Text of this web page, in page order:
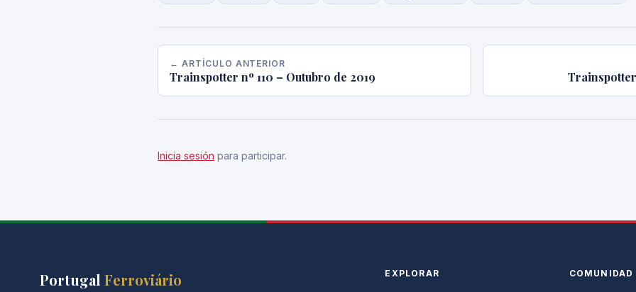
← ARTÍCULO ANTERIOR
Trainspotter nº 110 – Outubro de 2019 Trainspotter
Inicia sesión para participar.
Portugal Ferroviário EXPLORAR COMUNIDAD